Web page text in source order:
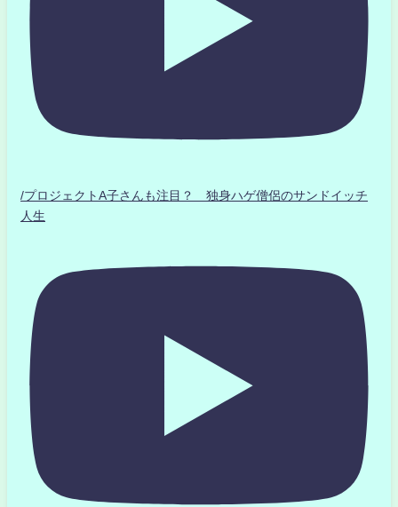
/プロジェクトA子さんも注目？ 独身ハゲ僧侶のサンドイッチ
人生